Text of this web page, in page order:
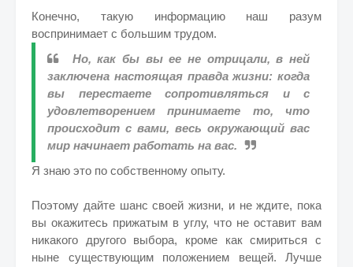
Конечно, такую информацию наш разум
воспринимает с большим трудом.
Но, как бы вы ее не отрицали, в ней
заключена настоящая правда жизни: когда
вы перестаете сопротивляться и с
удовлетворением принимаете то, что
происходит с вами, весь окружающий вас
мир начинает работать на вас.
Я знаю это по собственному опыту.
Поэтому дайте шанс своей жизни, и не ждите, пока
вы окажитесь прижатым в углу, что не оставит вам
никакого другого выбора, кроме как смириться с
ныне существующим положением вещей. Лучше